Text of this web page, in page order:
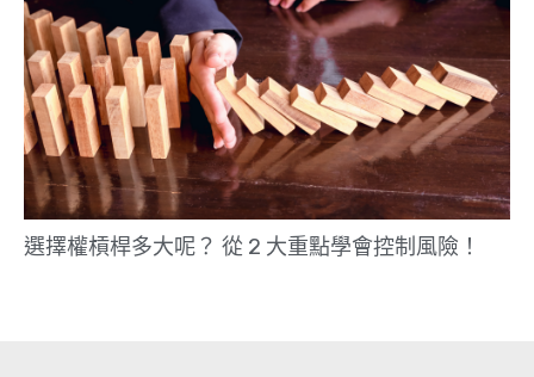
選擇權槓桿多大呢？ 從 2 大重點學會控制風險！